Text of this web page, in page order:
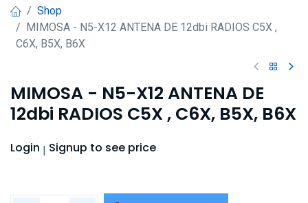
Shop
MIMOSA - N5-X12 ANTENA DE 12dbi RADIOS C5X ,
C6X, B5X, B6X
MIMOSA - N5-X12 ANTENA DE
12dbi RADIOS C5X , C6X, B5X, B6X
Login | Signup to see price